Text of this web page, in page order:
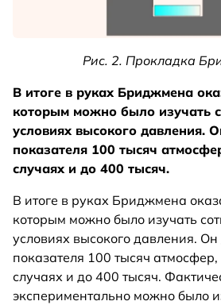
Рис. 2. Прокладка
В итоге в руках Бриджмена
которым можно было изучать
условиях высокого давления.
показателя 100 тысяч
случаях и до 400 тысяч.
В итоге в руках Бриджмена
которым можно было изучать
условиях высокого давления.
показателя 100 тысяч
случаях и до 400 тысяч.
экспериментально можно было